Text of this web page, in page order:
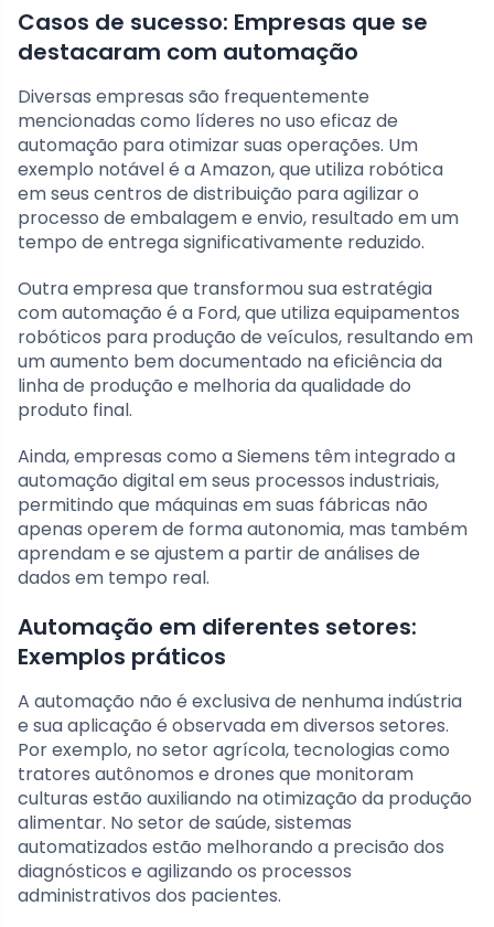
Casos de sucesso: Empresas que se
destacaram com automação
Diversas empresas são frequentemente
mencionadas como líderes no uso eficaz de
automação para otimizar suas operações. Um
exemplo notável é a Amazon, que utiliza robótica
em seus centros de distribuição para agilizar o
processo de embalagem e envio, resultado em um
tempo de entrega significativamente reduzido.
Outra empresa que transformou sua estratégia
com automação é a Ford, que utiliza equipamentos
robóticos para produção de veículos, resultando em
um aumento bem documentado na eficiência da
linha de produção e melhoria da qualidade do
produto final.
Ainda, empresas como a Siemens têm integrado a
automação digital em seus processos industriais,
permitindo que máquinas em suas fábricas não
apenas operem de forma autonomia, mas também
aprendam e se ajustem a partir de análises de
dados em tempo real.
Automação em diferentes setores:
Exemplos práticos
A automação não é exclusiva de nenhuma indústria
e sua aplicação é observada em diversos setores.
Por exemplo, no setor agrícola, tecnologias como
tratores autônomos e drones que monitoram
culturas estão auxiliando na otimização da produção
alimentar. No setor de saúde, sistemas
automatizados estão melhorando a precisão dos
diagnósticos e agilizando os processos
administrativos dos pacientes.